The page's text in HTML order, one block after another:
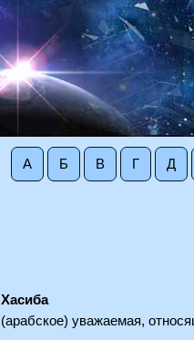
А Б В Г Д
Хасиба
(арабское) уважаемая,